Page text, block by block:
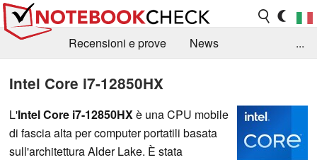
Recensioni e prove
News
...
Intel Core i7-12850HX
L'Intel Core i7-12850HXè una CPU mobile
di fascia alta per computer portatili basata
sull'architettura Alder Lake. È stata